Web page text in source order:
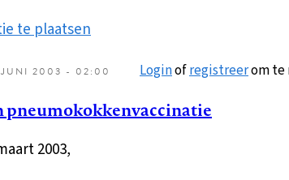
te plaatsen
2003 - 02:00 Loginofregistreerom te
pneumokokkenvaccinatie
2003,